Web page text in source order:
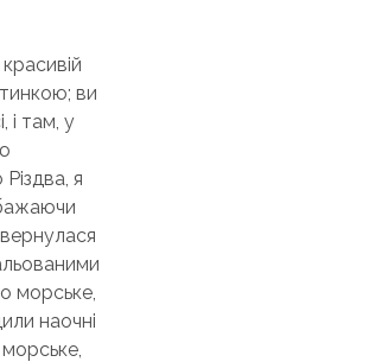
ви
і там, у
я
морське,
наочні